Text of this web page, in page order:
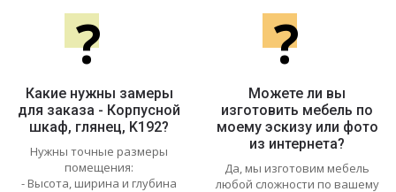
?
Какие нужны замеры
для заказа - Корпусной
шкаф, глянец, K192?
Нужны точные размеры
помещения:
- Высота, ширина и глубина
?
Можете ли вы
изготовить мебель по
моему эскизу или фото
из интернета?
Да, мы изготовим мебель
любой сложности по вашему